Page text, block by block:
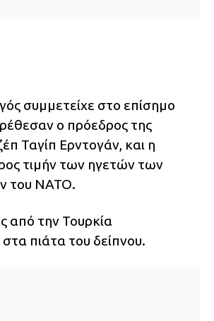
συμμετείχε στο επίσημο
ο πρόεδρος της
Ταγίπ Ερντογάν, και η
τιμήν των ηγετών των
του ΝΑΤΟ.
από την Τουρκία
πιάτα του δείπνου.